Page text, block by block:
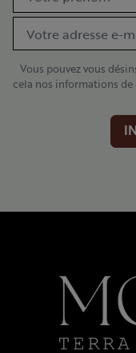
Vous pouvez vous
cela nos informations